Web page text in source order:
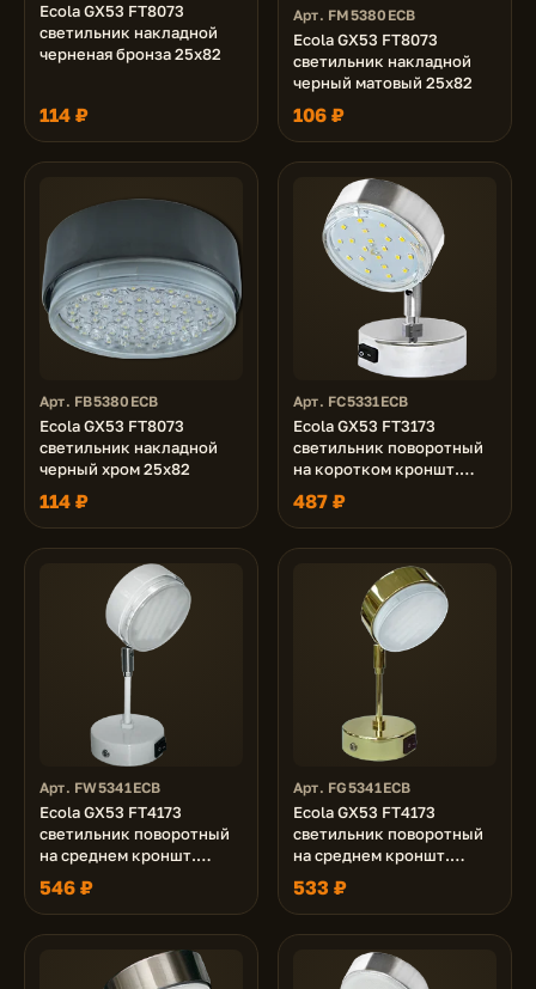
Ecola GX53 FT8073
светильник накладной
черненая бронза 25x82
114 ₽
Арт. FM5380ECB
Ecola GX53 FT8073
светильник накладной
черный матовый 25x82
106 ₽
Арт. FB5380ECB
Ecola GX53 FT8073
светильник накладной
черный хром 25x82
114 ₽
Арт. FC5331ECB
Ecola GX53 FT3173
светильник поворотный
на коротком кроншт.
хром 150х80
487 ₽
Арт. FW5341ECB
Ecola GX53 FT4173
светильник поворотный
на среднем кроншт.
белый 210x80
546 ₽
Арт. FG5341ECB
Ecola GX53 FT4173
светильник поворотный
на среднем кроншт.
золото 210x80
533 ₽